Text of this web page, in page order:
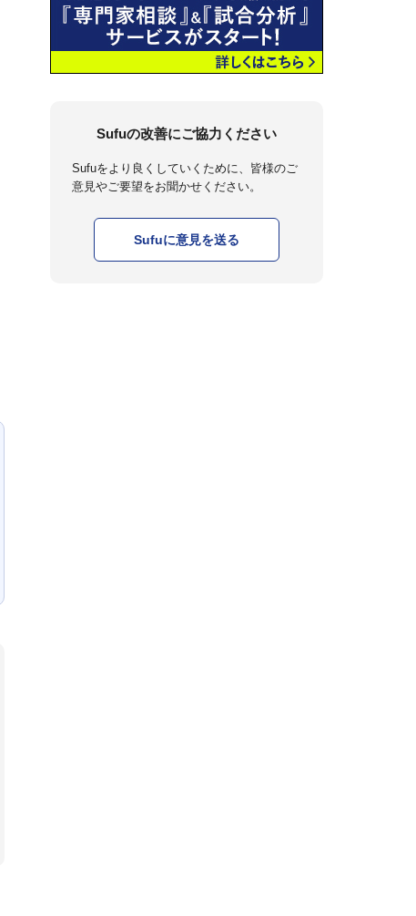
Sufuの改善にご協力ください
Sufuをより良くしていくために、皆様のご
意見やご要望をお聞かせください。
Sufuに意見を送る